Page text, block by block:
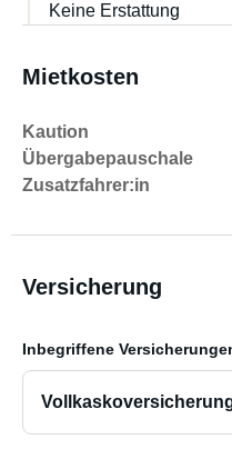
Keine Erstattung
Mietkosten
Kaution
Übergabepauschale
Zusatzfahrer:in
Versicherung
Inbegriffene